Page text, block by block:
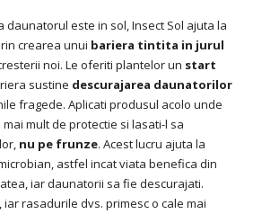
daunatorul este in sol, Insect Sol ajuta la
crearea unui bariera tintita in jurul
noi. Le oferiti plantelor un start
sustine descurajarea daunatorilor
fragede. Aplicati produsul acolo unde
mult de protectie si lasati-l sa
nu pe frunze. Acest lucru ajuta la
astfel incat viata benefica din
iar daunatorii sa fie descurajati.
rasadurile dvs. primesc o cale mai